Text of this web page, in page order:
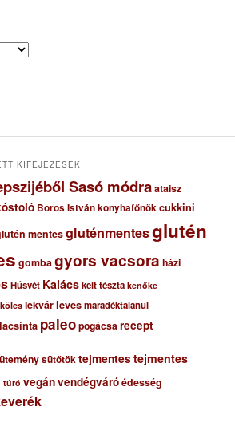
KIFEJEZÉSEK
Sasó módraataisz
Boros István konyhafőnökcukkini
mentesgluténmentesglutén
gombagyors vacsora házi
Húsvét Kalácskelt tészta kenőke
köles lekvárlevesmaradéktalanul
paleopogácsarecept
sütőtöktejmentestejmentes
túró vegánvendégváróédesség